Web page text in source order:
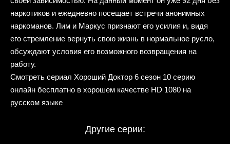
наркотиков и ежедневно посещает встречи анонимных
наркоманов. Лим и Маркус признают его усилия и, видя
его стремление вернуть свою жизнь в нормальное русло,
обсуждают условия его возможного возвращения на
работу.
Смотреть сериал Хороший Доктор 6 сезон 10 серию
онлайн бесплатно в хорошем качестве HD 1080 на
русском языке
Другие серии: